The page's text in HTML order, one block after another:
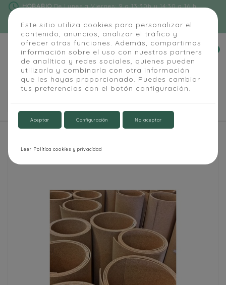
Este sitio utiliza cookies para personalizar el
contenido, anuncios, analizar el tráfico y
ofrecer otras funciones. Además, compartimos
información sobre el uso con nuestros partners
de analítica y redes sociales, quienes pueden
utilizarla y combinarla con otra información
que les hayas proporcionado. Puedes cambiar
tus preferencias con el botón configuración.
Aceptar Configuración No aceptar
Leer Política cookies y privacidad
schedule HORARIODe Lunes a Viernes: 9 a 13:30h y 14:30 a 16 h
phone

